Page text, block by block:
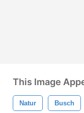
This Image
Natur Busch